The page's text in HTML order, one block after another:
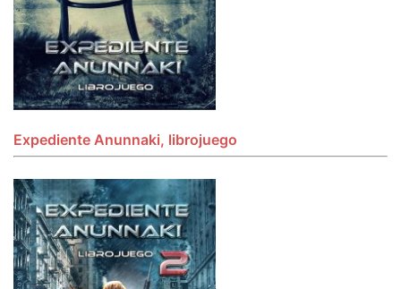
Expediente Anunnaki, librojuego